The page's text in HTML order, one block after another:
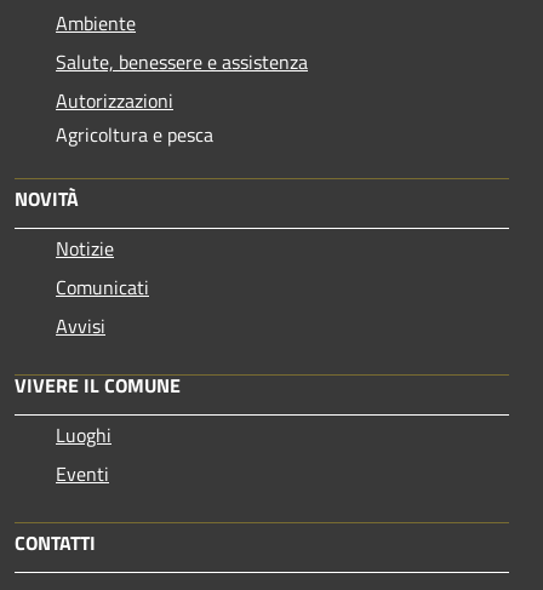
Ambiente
Salute, benessere e assistenza
Autorizzazioni
Agricoltura e pesca
NOVITÀ
Notizie
Comunicati
Avvisi
VIVERE IL COMUNE
Luoghi
Eventi
CONTATTI